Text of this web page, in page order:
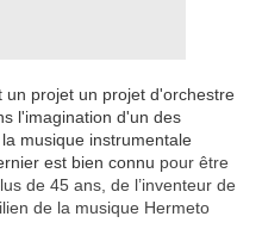
un projet un projet d'orchestre
l'imagination d'un des
musique instrumentale
est bien connu pour être
de 45 ans, de l’inventeur de
de la musique Hermeto